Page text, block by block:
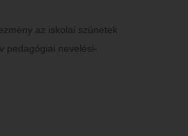
az iskolai szünetek
pedagógiai nevelési-